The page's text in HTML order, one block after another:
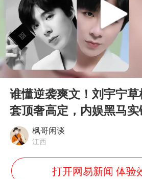
白海豚北上
新疆一婚礼
上海大部迎
Play
00:00
谁懂逆袭爽文！刘宇宁
套顶奢高定，内娱黑马实
枫哥闲谈
江西
打开网易新闻 体验